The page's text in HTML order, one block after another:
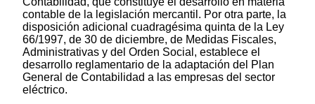
contable de la legislación mercantil. Por otra parte, la
disposición adicional cuadragésima quinta de la Ley
66/1997, de 30 de diciembre, de Medidas Fiscales,
Administrativas y del Orden Social, establece el
desarrollo reglamentario de la adaptación del Plan
General de Contabilidad a las empresas del sector
eléctrico.